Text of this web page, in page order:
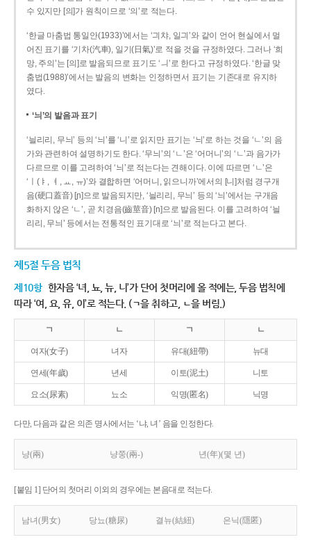
수 있지만 [의]가 원칙이므로 ‘의’로 적는다.
‘한글 마춤법 통일안(1933)’에서는 ‘긔챠, 일긔’와 같이 언어 현실에서 멀
어진 표기를 ‘기차(汽車), 일기(日氣)’로 적을 것을 규정하였다. 그러나 ‘희
망, 주의’는 [의]로 발음되므로 표기도 ‘ㅢ’로 한다고 규정하였다. ‘한글 맞
춤법(1988)’에서는 발음의 변화는 인정하면서 표기는 기존대로 유지하
였다.
‘늬’의 발음과 표기
‘늴리리, 무늬’ 등의 ‘늬’를 ‘니’로 읽지만 표기는 ‘늬’로 하는 것을 ‘ㄴ’의 음
가와 관련하여 설명하기도 한다. ‘무늬’의 ‘ㄴ’은 ‘어머니’의 ‘ㄴ’과 음가가
다르므로 이를 고려하여 ‘늬’로 적는다는 견해이다. 이에 따르면 ‘ㄴ’은
‘ㅣ(ㅑ, ㅕ, ㅛ, ㅠ)’와 결합하면 ‘어머니, 읽으니까’에서의 [니]처럼 경구개
음(硬口蓋音) [ɲ]으로 발음되지만, ‘늴리리, 무늬’ 등의 ‘늬’에서는 구개음
화하지 않은 ‘ㄴ’, 곧 치경음(齒莖音) [n]으로 발음된다. 이를 고려하여 ‘늴
리리, 무늬’ 등에서는 전통적인 표기대로 ‘늬’로 적는다고 본다.
제5절 두음 법칙
제10항 한자음 ‘녀, 뇨, 뉴, 니’가 단어 첫머리에 올 적에는, 두음 법칙에
따라 ‘여, 요, 유, 이’로 적는다. (ㄱ을 취하고, ㄴ을 버림.)
ㄱ ㄴ ㄱ ㄴ
여자(女子) 녀자 유대(紐帶) 뉴대
연세(年歲) 년세 이토(泥土) 니토
요소(尿素) 뇨소 익명(匿名) 닉명
다만, 다음과 같은 의존 명사에서는 ‘냐, 녀’ 음을 인정한다.
냥(兩) 냥쭝(兩-) 년(年)(몇 년)
[붙임 1] 단어의 첫머리 이외의 경우에는 본음대로 적는다.
남녀(男女) 당뇨(糖尿) 결뉴(結紐) 은닉(隱匿)